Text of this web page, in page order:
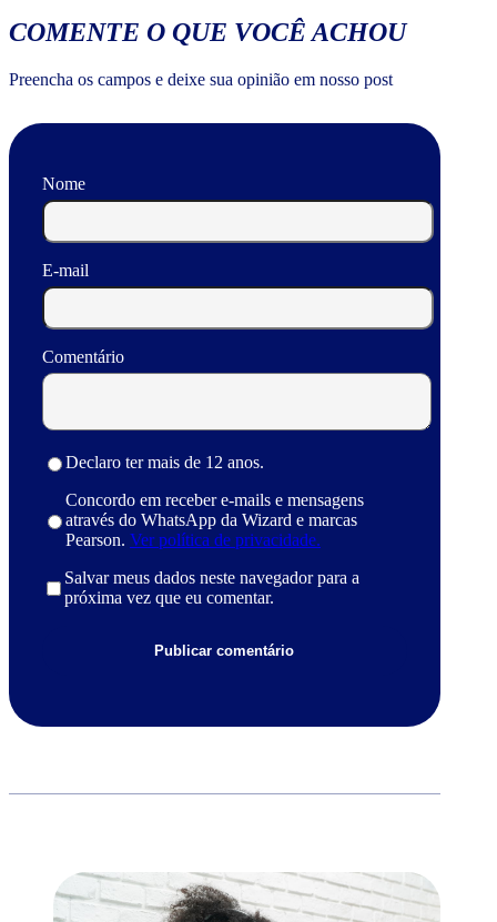
COMENTE O QUE VOCÊ ACHOU
Preencha os campos e deixe sua opinião em nosso post
Nome
E-mail
Comentário
Declaro ter mais de 12 anos.
Concordo em receber e-mails e mensagens
através do WhatsApp da Wizard e marcas
Pearson. Ver política de privacidade.
Salvar meus dados neste navegador para a
próxima vez que eu comentar.